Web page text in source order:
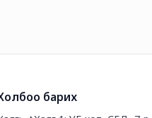
барих